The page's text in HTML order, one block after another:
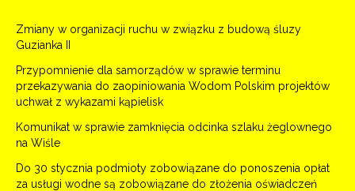
Zmiany w organizacji ruchu w związku z budową śluzy
Guzianka II
Przypomnienie dla samorządów w sprawie terminu
przekazywania do zaopiniowania Wodom Polskim projektów
uchwał z wykazami kąpielisk
Komunikat w sprawie zamknięcia odcinka szlaku żeglownego
na Wiśle
Do 30 stycznia podmioty zobowiązane do ponoszenia opłat
za usługi wodne są zobowiązane do złożenia oświadczeń